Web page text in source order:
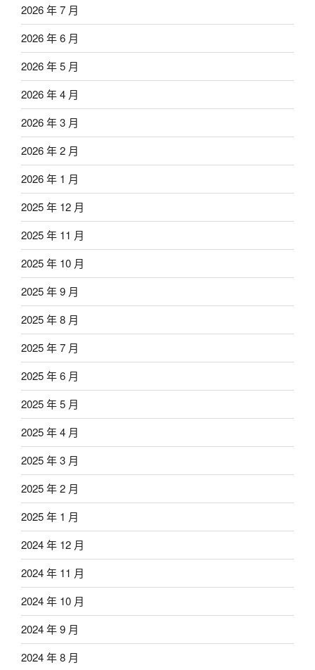
2026 年 7 月
2026 年 6 月
2026 年 5 月
2026 年 4 月
2026 年 3 月
2026 年 2 月
2026 年 1 月
2025 年 12 月
2025 年 11 月
2025 年 10 月
2025 年 9 月
2025 年 8 月
2025 年 7 月
2025 年 6 月
2025 年 5 月
2025 年 4 月
2025 年 3 月
2025 年 2 月
2025 年 1 月
2024 年 12 月
2024 年 11 月
2024 年 10 月
2024 年 9 月
2024 年 8 月